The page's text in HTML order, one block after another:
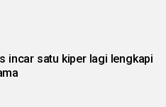
incar satu kiper lagi lengkapi